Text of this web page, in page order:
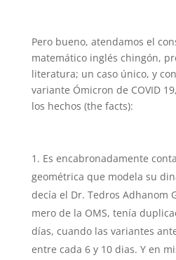
Pero bueno, atendamos el
matemático inglés chingón,
literatura; un caso único, y
variante Ómicron de COVID
los hechos (the facts):
Es encabronadamente
geométrica que modela su
decía el Dr. Tedros Adhanom
mero de la OMS, tenía
días, cuando las variantes
entre cada 6 y 10 dias. Y en